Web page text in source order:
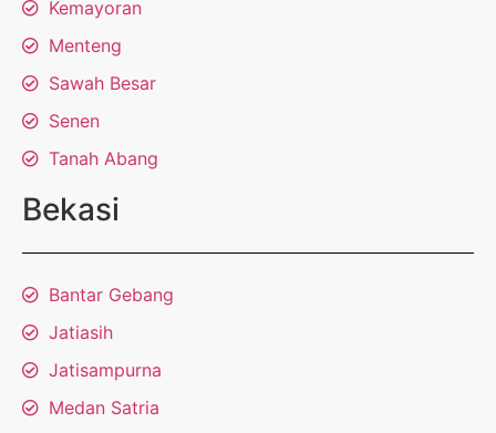
Kemayoran
Menteng
Sawah Besar
Senen
Tanah Abang
Bekasi
Bantar Gebang
Jatiasih
Jatisampurna
Medan Satria